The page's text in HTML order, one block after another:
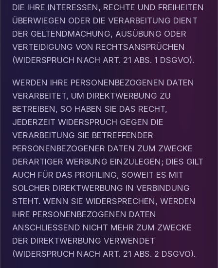
DIE IHRE INTERESSEN, RECHTE UND FREIHEITEN
ÜBERWIEGEN ODER DIE VERARBEITUNG DIENT
DER GELTENDMACHUNG, AUSÜBUNG ODER
VERTEIDIGUNG VON RECHTSANSPRÜCHEN
(WIDERSPRUCH NACH ART. 21 ABS. 1 DSGVO).
WERDEN IHRE PERSONENBEZOGENEN DATEN
VERARBEITET, UM DIREKTWERBUNG ZU
BETREIBEN, SO HABEN SIE DAS RECHT,
JEDERZEIT WIDERSPRUCH GEGEN DIE
VERARBEITUNG SIE BETREFFENDER
PERSONENBEZOGENER DATEN ZUM ZWECKE
DERARTIGER WERBUNG EINZULEGEN; DIES GILT
AUCH FÜR DAS PROFILING, SOWEIT ES MIT
SOLCHER DIREKTWERBUNG IN VERBINDUNG
STEHT. WENN SIE WIDERSPRECHEN, WERDEN
IHRE PERSONENBEZOGENEN DATEN
ANSCHLIESSEND NICHT MEHR ZUM ZWECKE
DER DIREKTWERBUNG VERWENDET
(WIDERSPRUCH NACH ART. 21 ABS. 2 DSGVO).